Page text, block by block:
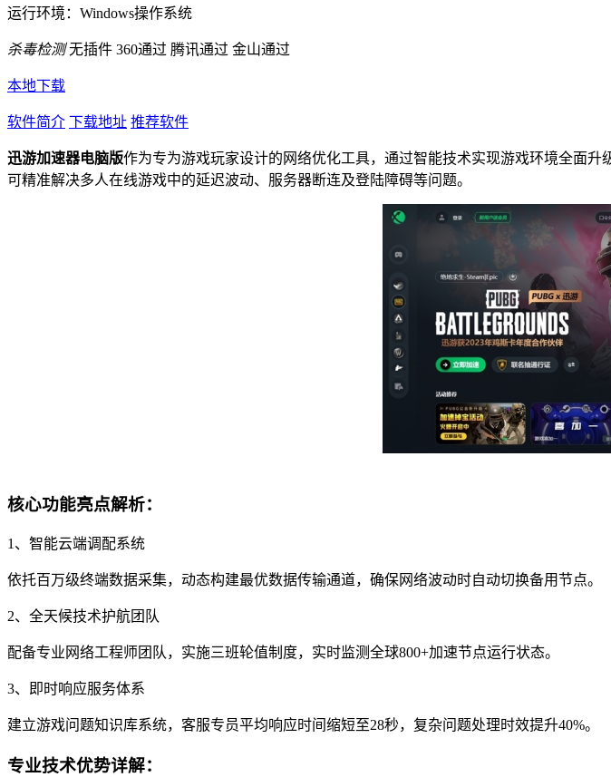
运行环境： Windows操作系统
杀毒检测 无插件 360通过 腾讯通过 金山通过
本地下载
软件简介 下载地址 推荐软件
迅游加速器电脑版作为专为游戏玩家设计的网络优化工具，通过智能技术实现游戏环境全面
可精准解决多人在线游戏中的延迟波动、服务器断连及登陆障碍等问题。
核心功能亮点解析：
1、智能云端调配系统
依托百万级终端数据采集，动态构建最优数据传输通道，确保网络波动时自动切换备用节点。
2、全天候技术护航团队
配备专业网络工程师团队，实施三班轮值制度，实时监测全球800+加速节点运行状态。
3、即时响应服务体系
建立游戏问题知识库系统，客服专员平均响应时间缩短至28秒，复杂问题处理时效提升40%。
专业技术优势详解：